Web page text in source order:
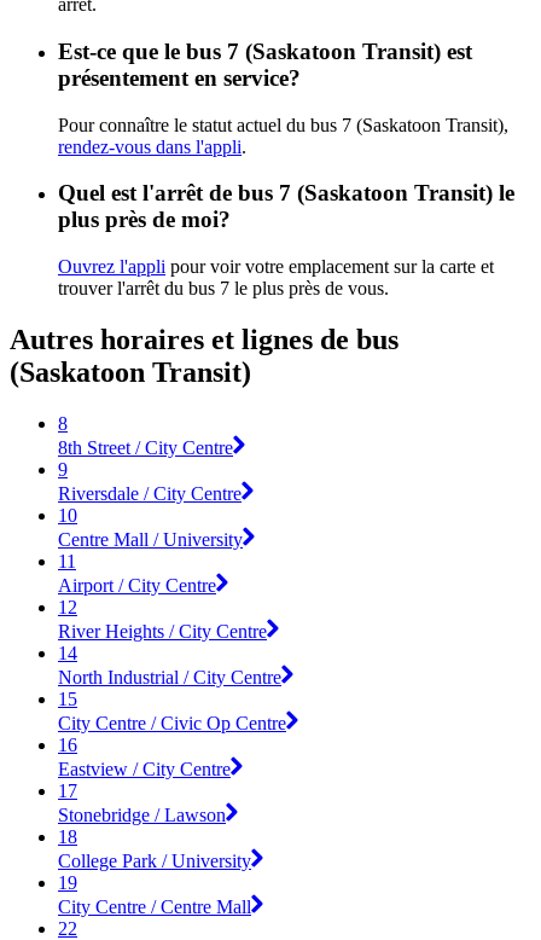
arrêt.
Est-ce que le bus 7 (Saskatoon Transit) est
présentement en service?
Pour connaître le statut actuel du bus 7 (Saskatoon Transit),
rendez-vous dans l'appli.
Quel est l'arrêt de bus 7 (Saskatoon Transit) le
plus près de moi?
Ouvrez l'appli pour voir votre emplacement sur la carte et
trouver l'arrêt du bus 7 le plus près de vous.
Autres horaires et lignes de bus
(Saskatoon Transit)
8
8th Street / City Centre
9
Riversdale / City Centre
10
Centre Mall / University
11
Airport / City Centre
12
River Heights / City Centre
14
North Industrial / City Centre
15
City Centre / Civic Op Centre
16
Eastview / City Centre
17
Stonebridge / Lawson
18
College Park / University
19
City Centre / Centre Mall
22